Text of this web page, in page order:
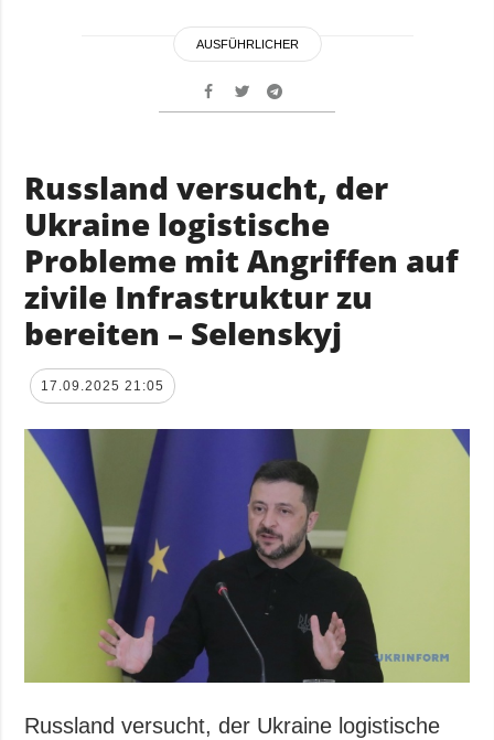
AUSFÜHRLICHER
Russland versucht, der
Ukraine logistische
Probleme mit Angriffen auf
zivile Infrastruktur zu
bereiten – Selenskyj
17.09.2025 21:05
Russland versucht, der Ukraine logistische